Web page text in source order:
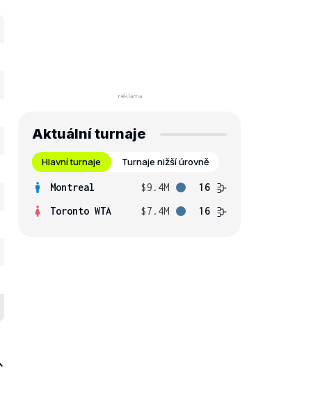
Aktuální turnaje
Hlavní turnaje Turnaje nižší úrovně
Montreal $9.4M
16
Toronto WTA
$7.4M 16